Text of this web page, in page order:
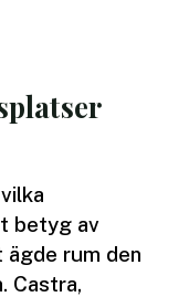
betyg av
ägde rum den
Castra,